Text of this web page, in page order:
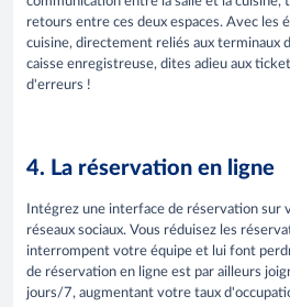
retours entre ces deux espaces. Avec les
cuisine, directement reliés aux terminaux
caisse enregistreuse, dites adieu aux
d'erreurs !
4. La réservation en ligne
Intégrez une interface de réservation sur
réseaux sociaux. Vous réduisez les
interrompent votre équipe et lui font
de réservation en ligne est par ailleurs
jours/7, augmentant votre taux